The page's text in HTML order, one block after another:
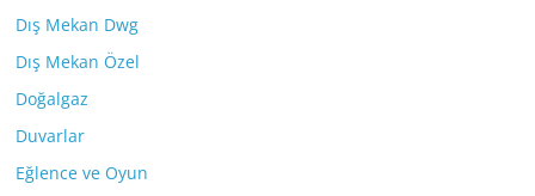
Dış Mekan Dwg
Dış Mekan Özel
Doğalgaz
Duvarlar
Eğlence ve Oyun